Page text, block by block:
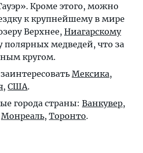
Кроме этого, можно
к крупнейшему в мире
Верхнее, Ниагарскому
полярных медведей, что за
кругом.
Мексика,
, США.
города страны: Ванкувер,
Монреаль, Торонто.